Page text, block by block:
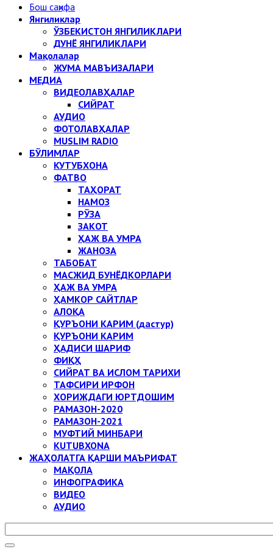
Бош саҳифа
Янгиликлар
ЎЗБЕКИСТОН ЯНГИЛИКЛАРИ
ДУНЁ ЯНГИЛИКЛАРИ
Мақолалар
ЖУМА МАВЪИЗАЛАРИ
МЕДИА
ВИДЕОЛАВҲАЛАР
СИЙРАТ
АУДИО
ФОТОЛАВҲАЛАР
MUSLIM RADIO
БЎЛИМЛАР
КУТУБХОНА
ФАТВО
ТАҲОРАТ
НАМОЗ
РЎЗА
ЗАКОТ
ҲАЖ ВА УМРА
ЖАНОЗА
ТАБОБАТ
МАСЖИД БУНЁДКОРЛАРИ
ҲАЖ ВА УМРА
ҲАМКОР САЙТЛАР
АЛОҚА
ҚУРЪОНИ КАРИМ (дастур)
ҚУРЪОНИ КАРИМ
ҲАДИСИ ШАРИФ
ФИҚҲ
СИЙРАТ ВА ИСЛОМ ТАРИХИ
ТАФСИРИ ИРФОН
ХОРИЖДАГИ ЮРТДОШИМ
РАМАЗОН-2020
РАМАЗОН-2021
МУФТИЙ МИНБАРИ
KUTUBXONA
ЖАҲОЛАТГА ҚАРШИ МАЪРИФАТ
МАҚОЛА
ИНФОГРАФИКА
ВИДЕО
АУДИО